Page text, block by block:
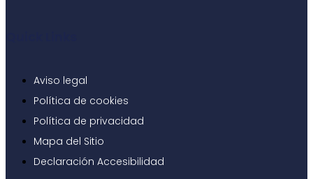
Aviso legal
Política de cookies
Política de privacidad
Mapa del Sitio
Declaración Accesibilidad